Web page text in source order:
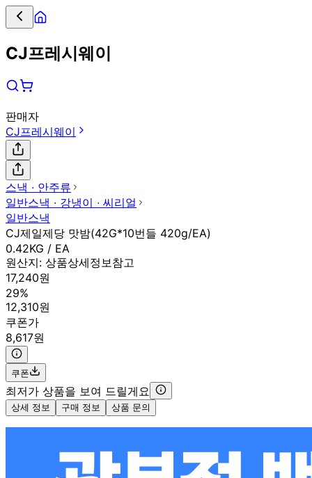
CJ프레시웨이
판매자
CJ프레시웨이
스낵 ∙ 안주류
일반스낵 ∙ 강냉이 ∙ 씨리얼
일반스낵
CJ제일제당 맛밤(42G*10번들 420g/EA)
0.42KG / EA
원산지: 상품상세정보참고
17,240원
29%
12,310원
쿠폰가
8,617원
쿠폰
최저가 상품을 보여 드릴게요
상세 정보 구매 정보 상품 문의